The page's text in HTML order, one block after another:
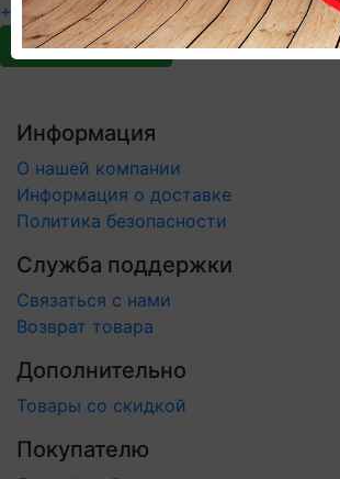
+7 (343) 226-17-77 ekb@faneraservis.ru
Заказать звонок
Информация
О нашей компании
Информация о доставке
Политика безопасности
Служба поддержки
Связаться с нами
Возврат товара
Дополнительно
Товары со скидкой
Покупателю